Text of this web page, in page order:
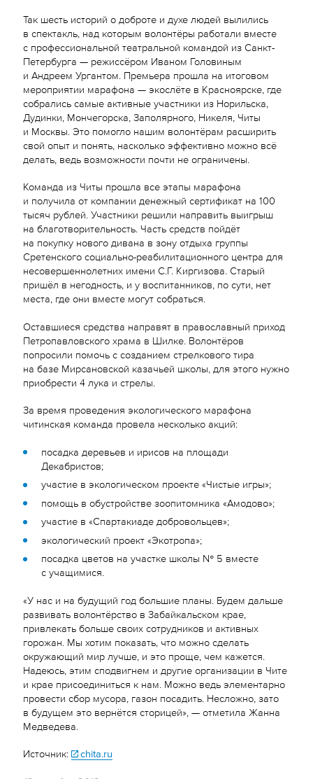
Так шесть историй о доброте и духе людей вылились
в спектакль, над которым волонтёры работали вместе
с профессиональной театральной командой из Санкт-
Петербурга — режиссёром Иваном Головиным
и Андреем Ургантом. Премьера прошла на итоговом
мероприятии марафона — экослёте в Красноярске, где
собрались самые активные участники из Норильска,
Дудинки, Мончегорска, Заполярного, Никеля, Читы
и Москвы. Это помогло нашим волонтёрам расширить
свой опыт и понять, насколько эффективно можно всё
делать, ведь возможности почти не ограничены.
Команда из Читы прошла все этапы марафона
и получила от компании денежный сертификат на 100
тысяч рублей. Участники решили направить выигрыш
на благотворительность. Часть средств пойдёт
на покупку нового дивана в зону отдыха группы
Сретенского социально-реабилитационного центра для
несовершеннолетних имени С.Г. Киргизова. Старый
пришёл в негодность, и у воспитанников, по сути, нет
места, где они вместе могут собраться.
Оставшиеся средства направят в православный приход
Петропавловского храма в Шилке. Волонтёров
попросили помочь с созданием стрелкового тира
на базе Мирсановской казачьей школы, для этого нужно
приобрести 4 лука и стрелы.
За время проведения экологического марафона
читинская команда провела несколько акций:
посадка деревьев и ирисов на площади
Декабристов;
участие в экологическом проекте «Чистые игры»;
помощь в обустройстве зоопитомника «Амодово»;
участие в «Спартакиаде добровольцев»;
экологический проект «Экотропа»;
посадка цветов на участке школы № 5 вместе
с учащимися.
«У нас и на будущий год большие планы. Будем дальше
развивать волонтёрство в Забайкальском крае,
привлекать больше своих сотрудников и активных
горожан. Мы хотим показать, что можно сделать
окружающий мир лучше, и это проще, чем кажется.
Надеюсь, этим сподвигнем и другие организации в Чите
и крае присоединиться к нам. Можно ведь элементарно
провести сбор мусора, газон посадить. Несложно, зато
в будущем это вернётся сторицей», — отметила Жанна
Медведева.
Источник:
chita.ru